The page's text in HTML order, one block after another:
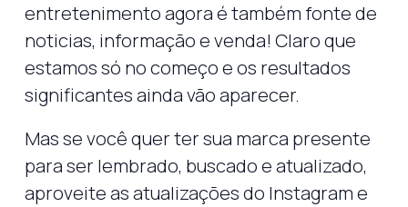
entretenimento agora é também fonte de
noticias, informação e venda! Claro que
estamos só no começo e os resultados
significantes ainda vão aparecer.
Mas se você quer ter sua marca presente
para ser lembrado, buscado e atualizado,
aproveite as atualizações do Instagram e